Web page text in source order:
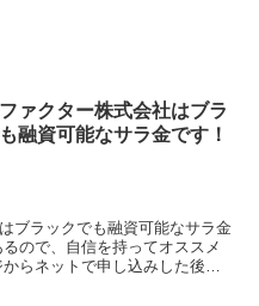
ァクター株式会社はブラ
融資可能なサラ金です！
ブラックでも融資可能なサラ金
ので、自信を持ってオススメ
らネットで申し込みした後に